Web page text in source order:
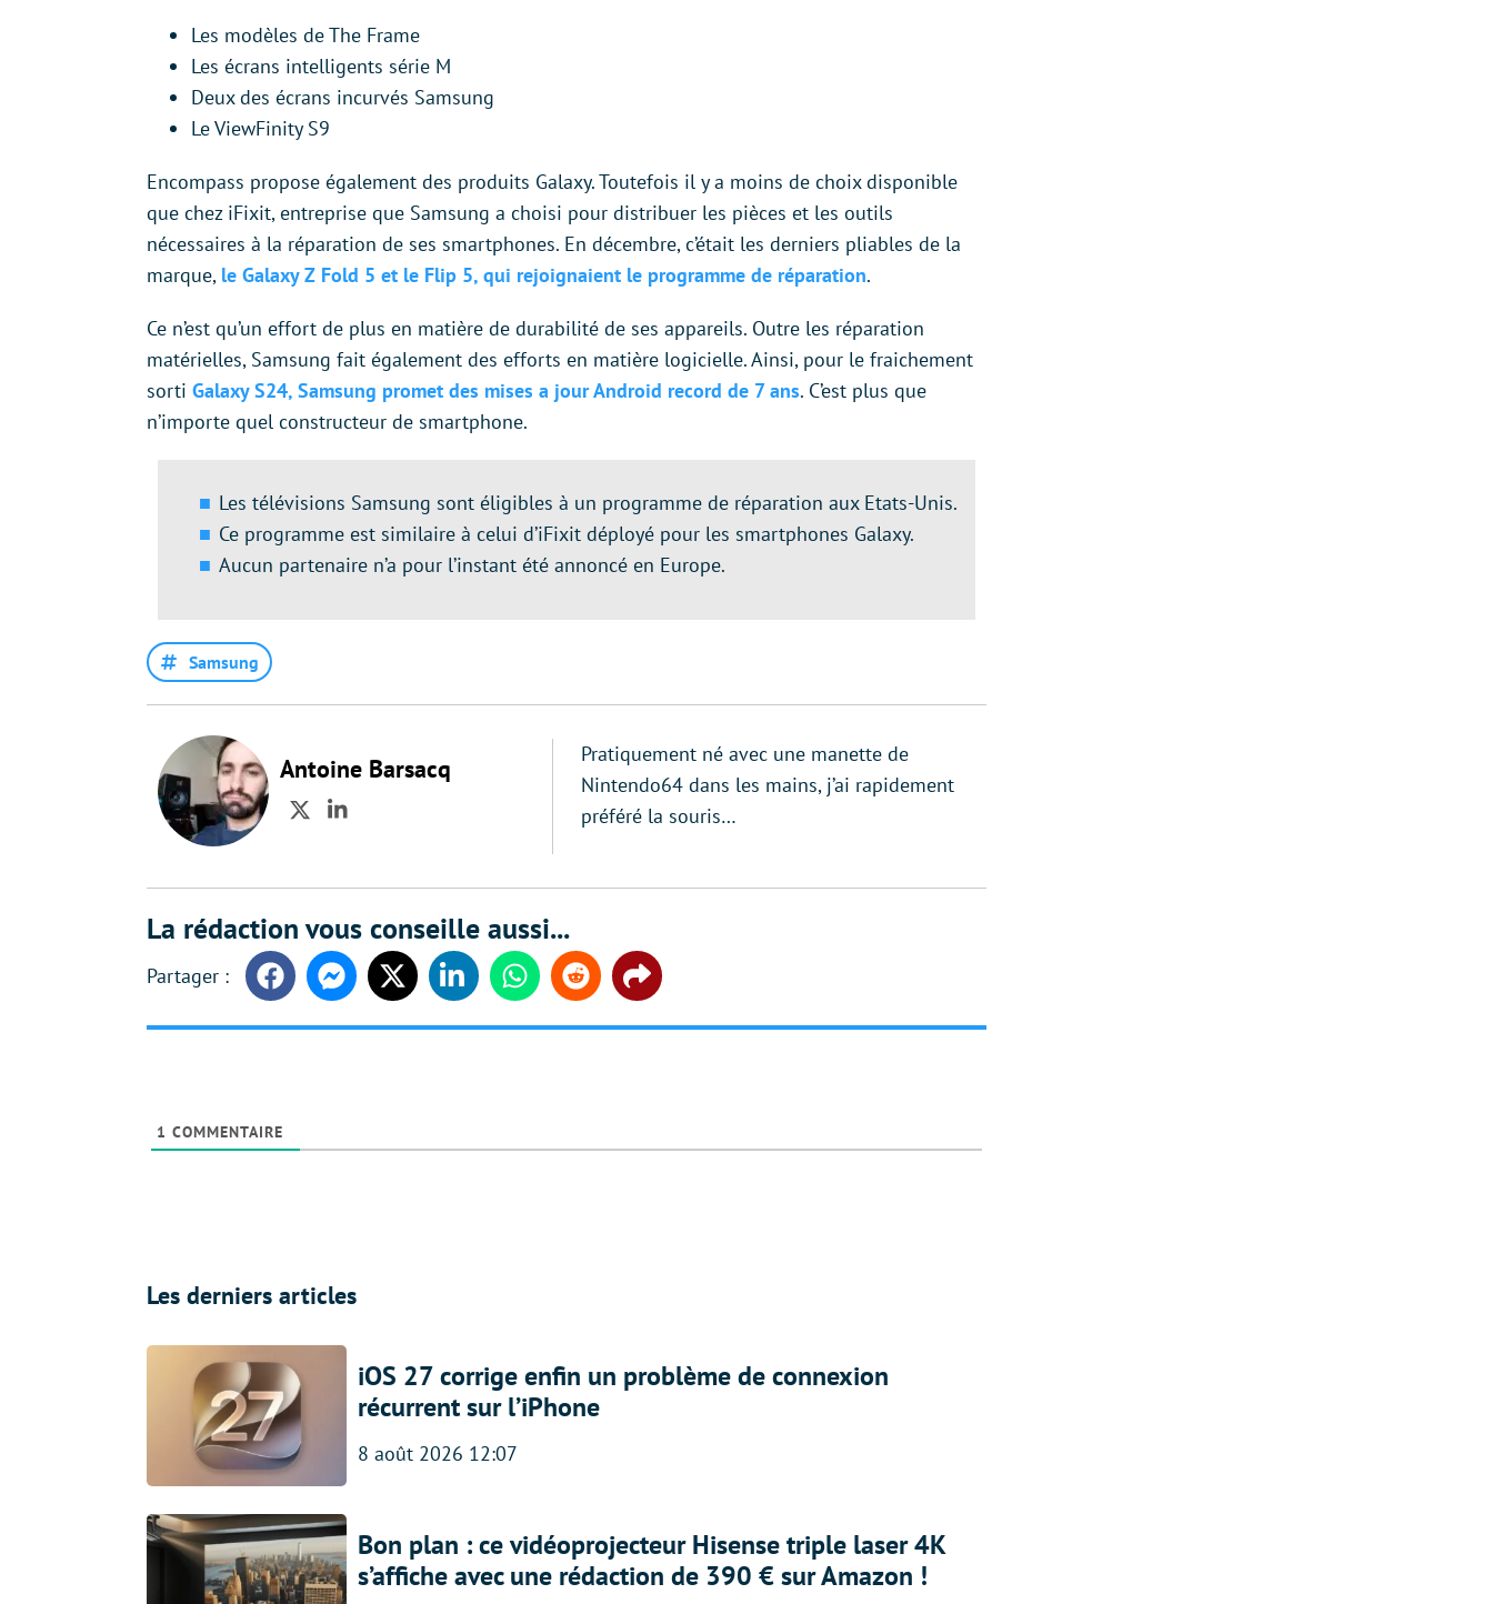
Les modèles de The Frame
Les écrans intelligents série M
Deux des écrans incurvés Samsung
Le ViewFinity S9
Encompass propose également des produits Galaxy. Toutefois il y a moins de choix disponible
que chez iFixit, entreprise que Samsung a choisi pour distribuer les pièces et les outils
nécessaires à la réparation de ses smartphones. En décembre, c’était les derniers pliables de la
marque, le Galaxy Z Fold 5 et le Flip 5, qui rejoignaient le programme de réparation.
Ce n’est qu’un effort de plus en matière de durabilité de ses appareils. Outre les réparation
matérielles, Samsung fait également des efforts en matière logicielle. Ainsi, pour le fraichement
sorti Galaxy S24, Samsung promet des mises a jour Android record de 7 ans. C’est plus que
n’importe quel constructeur de smartphone.
Les télévisions Samsung sont éligibles à un programme de réparation aux Etats-Unis.
Ce programme est similaire à celui d’iFixit déployé pour les smartphones Galaxy.
Aucun partenaire n’a pour l’instant été annoncé en Europe.
Samsung
Antoine Barsacq
TwitterLinkedIn
Pratiquement né avec une manette de
Nintendo64 dans les mains, j’ai rapidement
préféré la souris…
La rédaction vous conseille aussi...
FacebookMessengerTwitter LinkedinWhatsappReddit Share
1 COMMENTAIRE
Les derniers articles
iOS 27 corrige enfin un problème de connexion
récurrent sur l’iPhone
8 août 2026 12:07
Bon plan : ce vidéoprojecteur Hisense triple laser 4K
s’affiche avec une rédaction de 390 € sur Amazon !